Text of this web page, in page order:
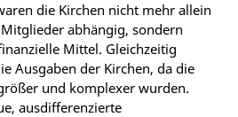
die Kirchen nicht mehr allein
abhängig, sondern
Mittel. Gleichzeitig
Ausgaben der Kirchen, da die
und komplexer wurden.
ausdifferenzierte